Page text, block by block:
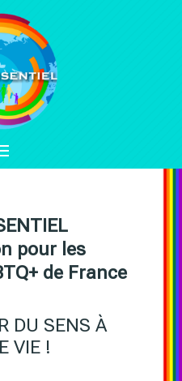
pour les
de France
DU SENS À
VIE !